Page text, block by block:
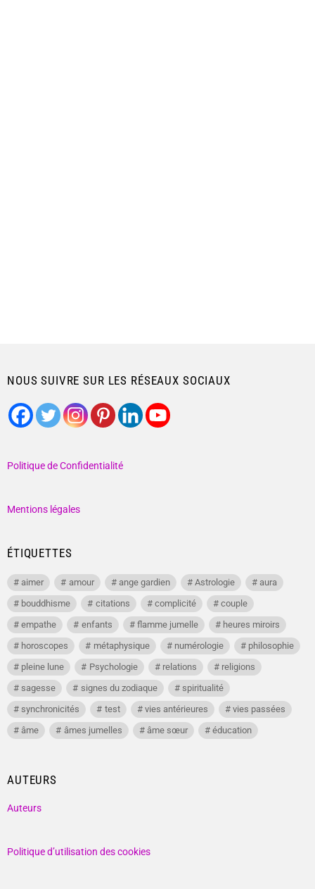
NOUS SUIVRE SUR LES RÉSEAUX SOCIAUX
Politique de Confidentialité
Mentions légales
ÉTIQUETTES
aimer amour ange gardien Astrologie
aura
bouddhisme
citations complicité
couple
empathe
enfants flamme jumelle
heures miroirs
horoscopes
métaphysique numérologie
philosophie
pleine lune
Psychologie relations
religions
sagesse
signes du zodiaque
spiritualité
synchronicités
test vies antérieures
vies passées
âme
âmes jumelles âme sœur éducation
AUTEURS
Auteurs
Politique d’utilisation des cookies